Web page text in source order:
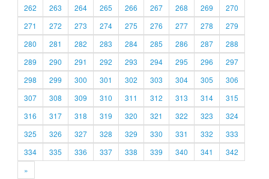
262
263 264 265 266 267 268 269
270
271
272 273 274 275 276 277 278
279
280
281 282 283 284 285 286 287
288
289
290 291 292 293 294 295 296
297
298
299 300 301 302 303 304 305
306
307
308 309 310 311 312 313 314
315
316
317 318 319 320 321 322 323
324
325
326 327 328 329 330 331 332
333
334
335 336 337 338 339 340 341
342
»